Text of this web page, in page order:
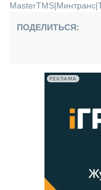
MasterTMS|Минтранс|
ПОДЕЛИТЬСЯ:
РЕКЛАМА